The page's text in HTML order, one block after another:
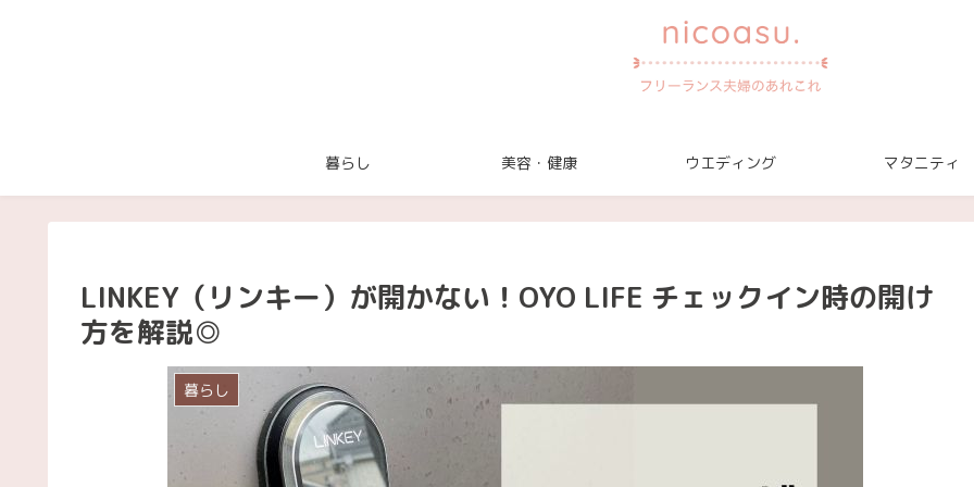
暮らし 美容・健康 ウエディング マタニティ
LINKEY（リンキー）が開かない！OYO LIFE チェックイン時の開け
方を解説◎
暮らし